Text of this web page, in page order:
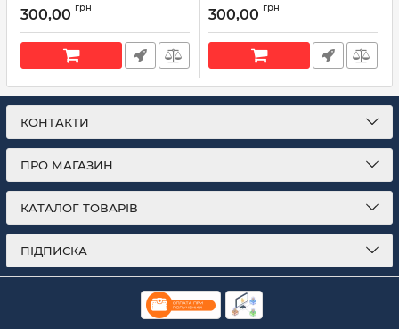
300,00 грн
2,2мм аналог KUMPB625-
Артикул: KUMPB625-12027
300,00 грн
КОНТАКТИ
ПРО МАГАЗИН
КАТАЛОГ ТОВАРІВ
ПІДПИСКА